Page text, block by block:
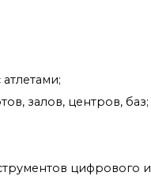
залов, центров, баз;
цифрового и